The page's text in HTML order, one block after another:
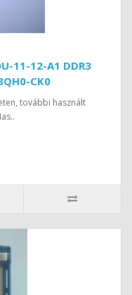
11-12-A1 DDR3
CK0
további használt